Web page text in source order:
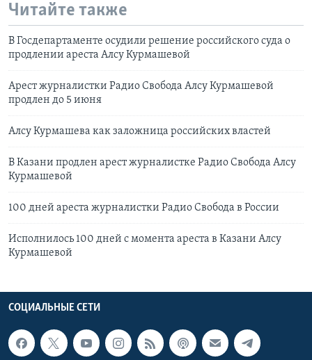
Читайте также
В Госдепартаменте осудили решение российского суда о
продлении ареста Алсу Курмашевой
Арест журналистки Радио Свобода Алсу Курмашевой
продлен до 5 июня
Алсу Курмашева как заложница российских властей
В Казани продлен арест журналистке Радио Свобода Алсу
Курмашевой
100 дней ареста журналистки Радио Свобода в России
Исполнилось 100 дней с момента ареста в Казани Алсу
Курмашевой
СОЦИАЛЬНЫЕ СЕТИ